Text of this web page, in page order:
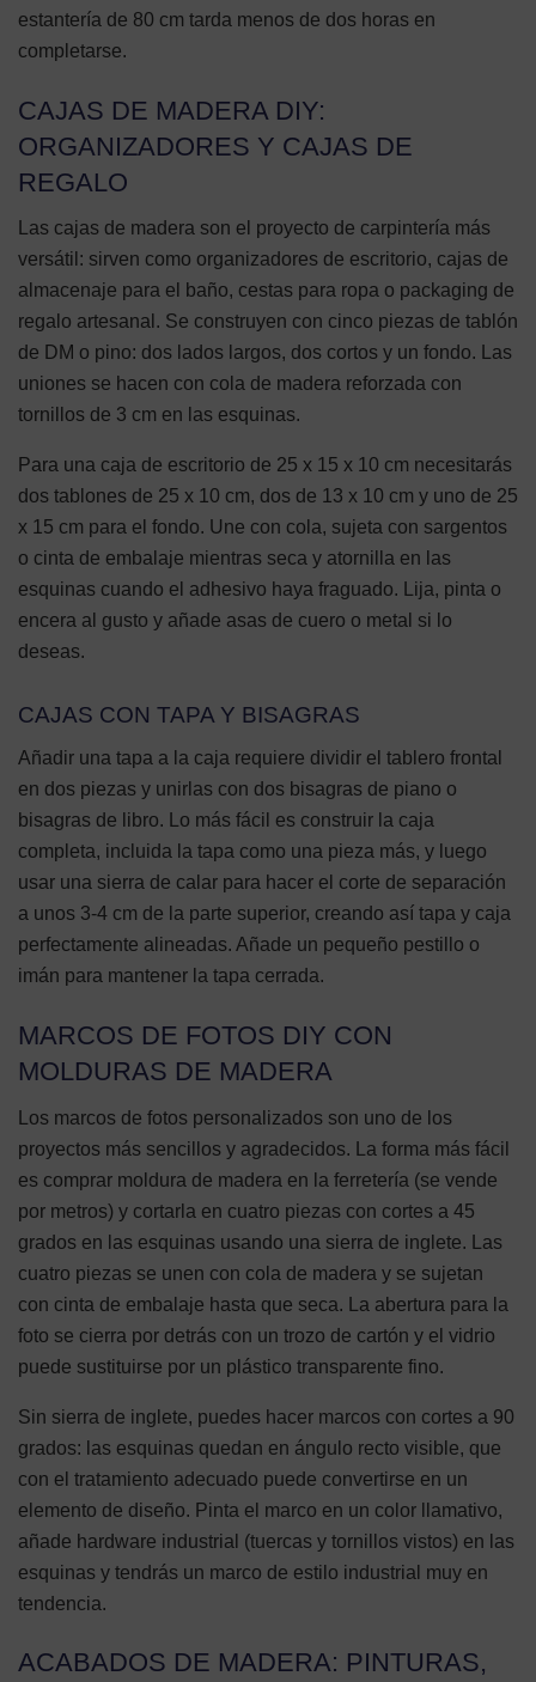
estantería de 80 cm tarda menos de dos horas en
completarse.
CAJAS DE MADERA DIY:
ORGANIZADORES Y CAJAS DE
REGALO
Las cajas de madera son el proyecto de carpintería más
versátil: sirven como organizadores de escritorio, cajas de
almacenaje para el baño, cestas para ropa o packaging de
regalo artesanal. Se construyen con cinco piezas de tablón
de DM o pino: dos lados largos, dos cortos y un fondo. Las
uniones se hacen con cola de madera reforzada con
tornillos de 3 cm en las esquinas.
Para una caja de escritorio de 25 x 15 x 10 cm necesitarás
dos tablones de 25 x 10 cm, dos de 13 x 10 cm y uno de 25
x 15 cm para el fondo. Une con cola, sujeta con sargentos
o cinta de embalaje mientras seca y atornilla en las
esquinas cuando el adhesivo haya fraguado. Lija, pinta o
encera al gusto y añade asas de cuero o metal si lo
deseas.
CAJAS CON TAPA Y BISAGRAS
Añadir una tapa a la caja requiere dividir el tablero frontal
en dos piezas y unirlas con dos bisagras de piano o
bisagras de libro. Lo más fácil es construir la caja
completa, incluida la tapa como una pieza más, y luego
usar una sierra de calar para hacer el corte de separación
a unos 3-4 cm de la parte superior, creando así tapa y caja
perfectamente alineadas. Añade un pequeño pestillo o
imán para mantener la tapa cerrada.
MARCOS DE FOTOS DIY CON
MOLDURAS DE MADERA
Los marcos de fotos personalizados son uno de los
proyectos más sencillos y agradecidos. La forma más fácil
es comprar moldura de madera en la ferretería (se vende
por metros) y cortarla en cuatro piezas con cortes a 45
grados en las esquinas usando una sierra de inglete. Las
cuatro piezas se unen con cola de madera y se sujetan
con cinta de embalaje hasta que seca. La abertura para la
foto se cierra por detrás con un trozo de cartón y el vidrio
puede sustituirse por un plástico transparente fino.
Sin sierra de inglete, puedes hacer marcos con cortes a 90
grados: las esquinas quedan en ángulo recto visible, que
con el tratamiento adecuado puede convertirse en un
elemento de diseño. Pinta el marco en un color llamativo,
añade hardware industrial (tuercas y tornillos vistos) en las
esquinas y tendrás un marco de estilo industrial muy en
tendencia.
ACABADOS DE MADERA: PINTURAS,